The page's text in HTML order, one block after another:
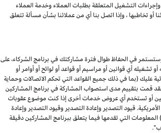
التشغيل المتعلقة بطلبات العملاء وخدمة العملاء
تخاطبها ، وإذا اتصل بنا أي من عملائنا بشأن مسألة تتعلق
في الحفاظ طوال فترة مشاركتك في برنامج الشركاء، على
أي قوانين أو مراسيم أو قواعد أو لوائح أو أوامر أو
عليك (بما في ذلك جميع القواعد التي تحكم الاتصالات وحماية
لقد قمت بتقييم مدى استصواب المشاركة في برنامج المشاركين
أو تستخدم أي عروض خدمات أخرى إذا كنت موضوع عقوبات
قيود التصدير وإعادة التصدير وقيود التصدير وإعادة
التي تقدمها فيما يتعلق ببرنامج المشاركين دقيقة